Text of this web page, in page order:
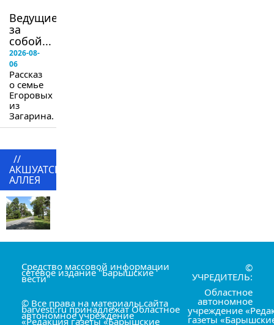
Ведущие
за
собой...
2026-08-
06
Рассказ
о семье
Егоровых
из
Загарина.
//
АКШУАТСКАЯ
АЛЛЕЯ
Средство массовой информации
сетевое издание "Барышские
вести"
© Все права на материалы сайта
barvesti.ru принадлежат Областное
автономное учреждение
«Редакция газеты «Барышские
©
УЧРЕДИТЕЛЬ:
Областное
автономное
учреждение
газеты